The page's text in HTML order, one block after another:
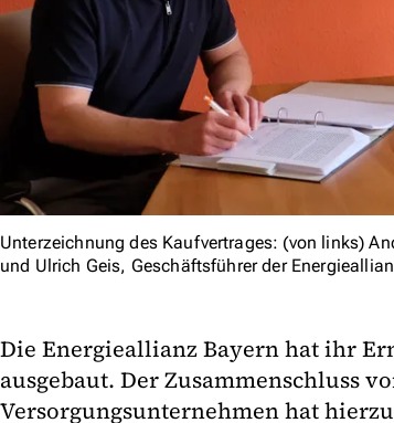
Unterzeichnung des Kaufvertrages: (von links)
und Ulrich Geis, Geschäftsführer der
Die Energieallianz Bayern hat ihr
ausgebaut. Der Zusammenschluss
Versorgungsunternehmen hat